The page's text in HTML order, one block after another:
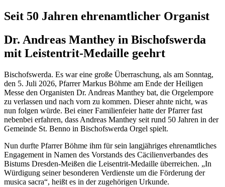
Seit 50 Jahren ehrenamtlicher Organist
Dr. Andreas Manthey in Bischofswerda
mit Leistentrit-Medaille geehrt
Bischofswerda. Es war eine große Überraschung, als am Sonntag,
den 5. Juli 2026, Pfarrer Markus Böhme am Ende der Heiligen
Messe den Organisten Dr. Andreas Manthey bat, die Orgelempore
zu verlassen und nach vorn zu kommen. Dieser ahnte nicht, was
nun folgen würde. Bei einer Familienfeier hatte der Pfarrer fast
nebenbei erfahren, dass Andreas Manthey seit rund 50 Jahren in der
Gemeinde St. Benno in Bischofswerda Orgel spielt.
Nun durfte Pfarrer Böhme ihm für sein langjähriges ehrenamtliches
Engagement in Namen des Vorstands des Cäcilienverbandes des
Bistums Dresden-Meißen die Leisentrit-Medaille überreichen. „In
Würdigung seiner besonderen Verdienste um die Förderung der
musica sacra“, heißt es in der zugehörigen Urkunde.